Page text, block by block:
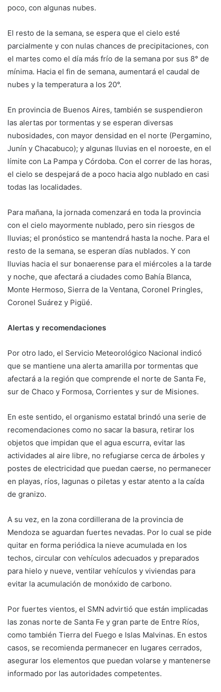
poco, con algunas nubes.
El resto de la semana, se espera que el cielo esté
parcialmente y con nulas chances de precipitaciones, con
el martes como el día más frío de la semana por sus 8° de
mínima. Hacia el fin de semana, aumentará el caudal de
nubes y la temperatura a los 20°.
En provincia de Buenos Aires, también se suspendieron
las alertas por tormentas y se esperan diversas
nubosidades, con mayor densidad en el norte (Pergamino,
Junín y Chacabuco); y algunas lluvias en el noroeste, en el
límite con La Pampa y Córdoba. Con el correr de las horas,
el cielo se despejará de a poco hacia algo nublado en casi
todas las localidades.
Para mañana, la jornada comenzará en toda la provincia
con el cielo mayormente nublado, pero sin riesgos de
lluvias; el pronóstico se mantendrá hasta la noche. Para el
resto de la semana, se esperan días nublados. Y con
lluvias hacia el sur bonaerense para el miércoles a la tarde
y noche, que afectará a ciudades como Bahía Blanca,
Monte Hermoso, Sierra de la Ventana, Coronel Pringles,
Coronel Suárez y Pigüé.
Alertas y recomendaciones
Por otro lado, el Servicio Meteorológico Nacional indicó
que se mantiene una alerta amarilla por tormentas que
afectará a la región que comprende el norte de Santa Fe,
sur de Chaco y Formosa, Corrientes y sur de Misiones.
En este sentido, el organismo estatal brindó una serie de
recomendaciones como no sacar la basura, retirar los
objetos que impidan que el agua escurra, evitar las
actividades al aire libre, no refugiarse cerca de árboles y
postes de electricidad que puedan caerse, no permanecer
en playas, ríos, lagunas o piletas y estar atento a la caída
de granizo.
A su vez, en la zona cordillerana de la provincia de
Mendoza se aguardan fuertes nevadas. Por lo cual se pide
quitar en forma periódica la nieve acumulada en los
techos, circular con vehículos adecuados y preparados
para hielo y nueve, ventilar vehículos y viviendas para
evitar la acumulación de monóxido de carbono.
Por fuertes vientos, el SMN advirtió que están implicadas
las zonas norte de Santa Fe y gran parte de Entre Ríos,
como también Tierra del Fuego e Islas Malvinas. En estos
casos, se recomienda permanecer en lugares cerrados,
asegurar los elementos que puedan volarse y mantenerse
informado por las autoridades competentes.